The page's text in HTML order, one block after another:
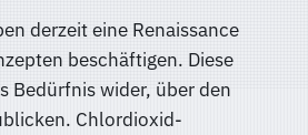
derzeit eine Renaissance
beschäftigen. Diese
Bedürfnis wider, über den
Chlordioxid-